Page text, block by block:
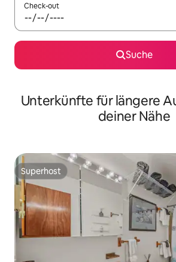
Check-out
Suche
Unterkünfte für längere
deiner Nähe
Superhost
Superhost